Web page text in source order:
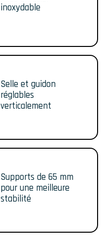
inoxydable
Selle et guidon
réglables
verticalement
Supports de 65 mm
pour une meilleure
stabilité